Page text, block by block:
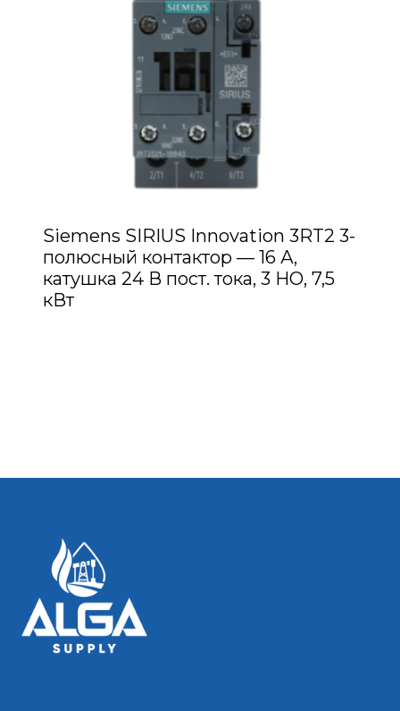
Siemens SIRIUS Innovation 3RT2 3-
полюсный контактор — 16 А,
катушка 24 В пост. тока, 3 НО, 7,5
кВт